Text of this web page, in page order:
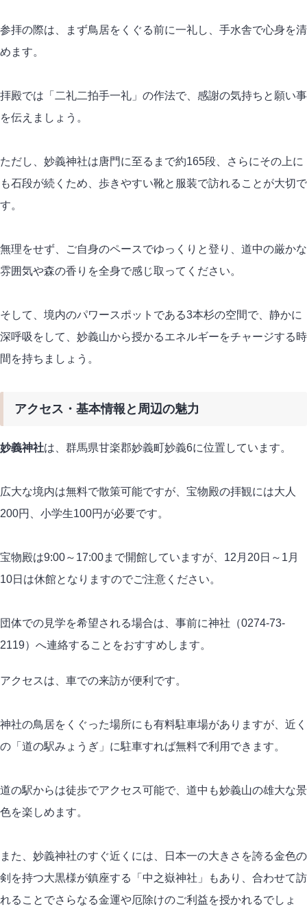
参拝の際は、まず鳥居をくぐる前に一礼し、手水舎で心身を清
めます。
拝殿では「二礼二拍手一礼」の作法で、感謝の気持ちと願い事
を伝えましょう。
ただし、妙義神社は唐門に至るまで約165段、さらにその上に
も石段が続くため、歩きやすい靴と服装で訪れることが大切で
す。
無理をせず、ご自身のペースでゆっくりと登り、道中の厳かな
雰囲気や森の香りを全身で感じ取ってください。
そして、境内のパワースポットである3本杉の空間で、静かに
深呼吸をして、妙義山から授かるエネルギーをチャージする時
間を持ちましょう。
アクセス・基本情報と周辺の魅力
妙義神社は、群馬県甘楽郡妙義町妙義6に位置しています。
広大な境内は無料で散策可能ですが、宝物殿の拝観には大人
200円、小学生100円が必要です。
宝物殿は9:00～17:00まで開館していますが、12月20日～1月
10日は休館となりますのでご注意ください。
団体での見学を希望される場合は、事前に神社（0274-73-
2119）へ連絡することをおすすめします。
アクセスは、車での来訪が便利です。
神社の鳥居をくぐった場所にも有料駐車場がありますが、近く
の「道の駅みょうぎ」に駐車すれば無料で利用できます。
道の駅からは徒歩でアクセス可能で、道中も妙義山の雄大な景
色を楽しめます。
また、妙義神社のすぐ近くには、日本一の大きさを誇る金色の
剣を持つ大黒様が鎮座する「中之嶽神社」もあり、合わせて訪
れることでさらなる金運や厄除けのご利益を授かれるでしょ